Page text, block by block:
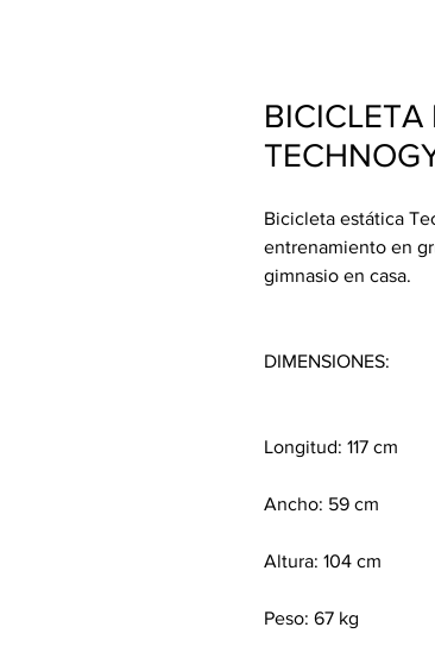
BICICLETA
Bicicleta estática
entrenamiento en
gimnasio en casa.
DIMENSIONES:
Longitud: 117 cm
Ancho: 59 cm
Altura: 104 cm
Peso: 67 kg